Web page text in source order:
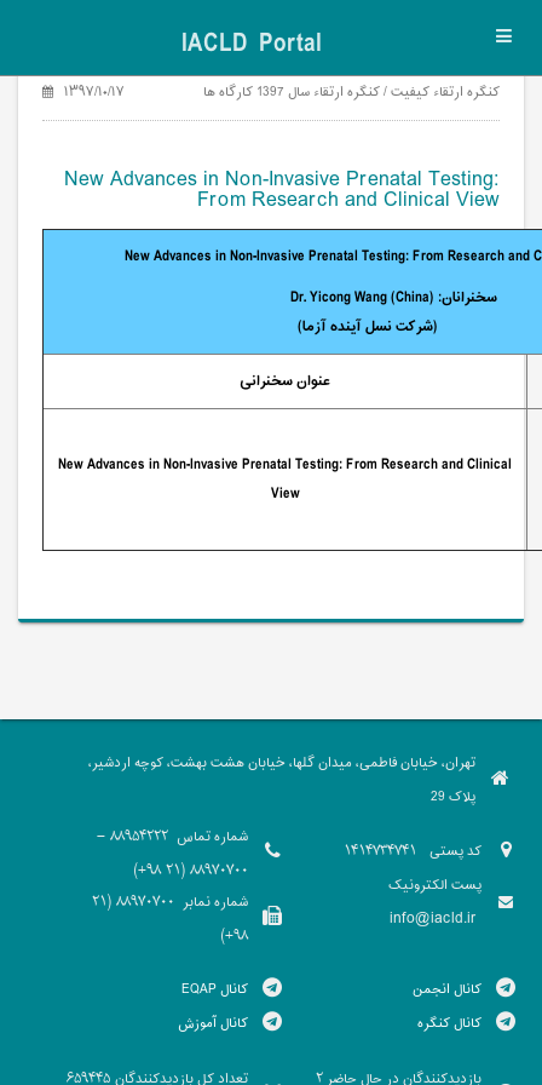
IACLD Portal
کنگره ارتقاء کیفیت / کنگره ارتقاء سال 1397 کارگاه ها ۱۳۹۷/۱۰/۱۷
New Advances in Non-Invasive Prenatal Testing:
From Research and Clinical View
New Advances in Non-Invasive Prenatal Testing: From Research and
سخنرانان: Dr. Yicong Wang (China)
(شرکت نسل آینده آزما)
عنوان سخنرانی
New Advances in Non-Invasive Prenatal Testing: From Research and Clinical
View
تهران، خیابان فاطمی، میدان گلها، خیابان هشت بهشت، کوچه اردشیر،
پلاک 29
کد پستی
پست الکترونیک
info@iacld.ir
شماره تماس
88954222 -
88970700 (21 98+)
شماره نمابر
88970700 (21
98+)
کانال انجمن
کانال کنگره
کانال EQAP
کانال آموزش
بازدیدکنندگان در حال حاضر 2 تعداد کل بازدیدکنندگان 659445